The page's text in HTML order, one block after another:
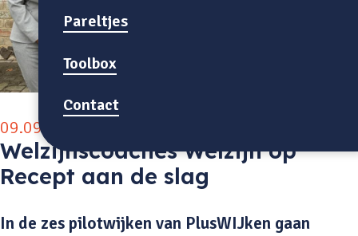
Pareltjes
Toolbox
Contact
09.09.2025
Welzijnscoaches Welzijn op
Recept aan de slag
In de zes pilotwijken van PlusWIJken gaan